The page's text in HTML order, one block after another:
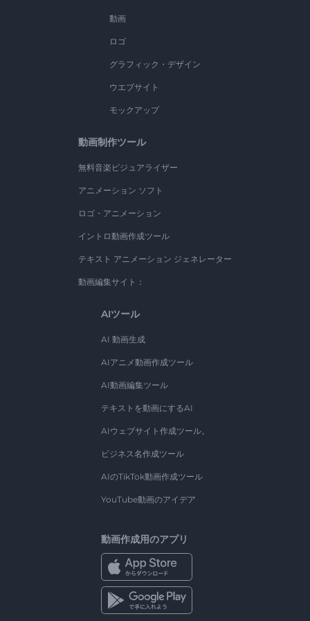
動画
ロゴ
グラフィック・デザイン
ウエブサイト
モックアップ
動画制作ツール
無料音楽ビジュアライザー
アニメーション ソフト
ロゴ・アニメーション
イントロ動画作成ツール
テキスト アニメーション ジェネレーター
動画編集サイト：
AIツール
AI 動画生成
AIアニメ動画作成ツール
AI動画編集ツール
テキストを動画にするAI
AIウェブサイト作成ツール。
ビジネス名作成ツール
AIのTikTok動画作成ツール
YouTube動画のアイデア
動画作成用のアプリ